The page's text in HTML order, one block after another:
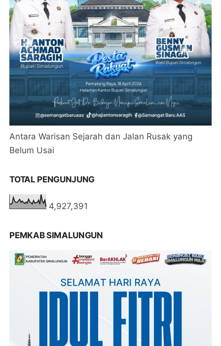
Antara Warisan Sejarah dan Jalan Rusak yang
Belum Usai
TOTAL PENGUNJUNG
4,927,391
PEMKAB SIMALUNGUN